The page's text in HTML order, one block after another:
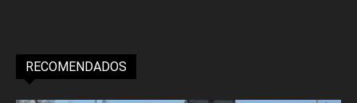
RECOMENDADOS